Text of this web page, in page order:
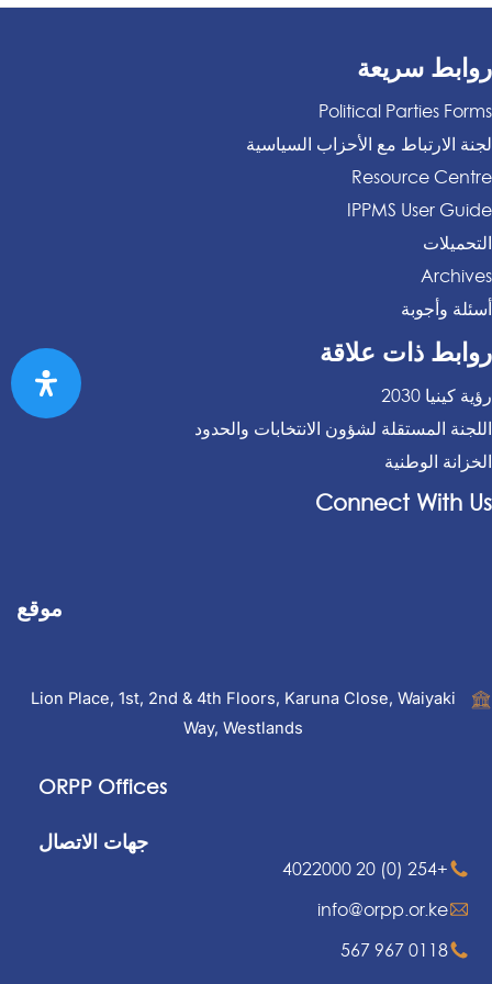
روابط سريعة
Political Parties Forms
لجنة الارتباط مع الأحزاب السياسية
Resource Centre
IPPMS User Guide
التحميلات
Archives
أسئلة وأجوبة
روابط ذات علاقة
رؤية كينيا 2030
اللجنة المستقلة لشؤون الانتخابات والحدود
الخزانة الوطنية
Connect With Us
موقع
Lion Place, 1st, 2nd & 4th Floors, Karuna Close, Waiyaki
Way, Westlands
ORPP Offices
جهات الاتصال
+254 (0) 20 4022000
info@orpp.or.ke
0118 967 567